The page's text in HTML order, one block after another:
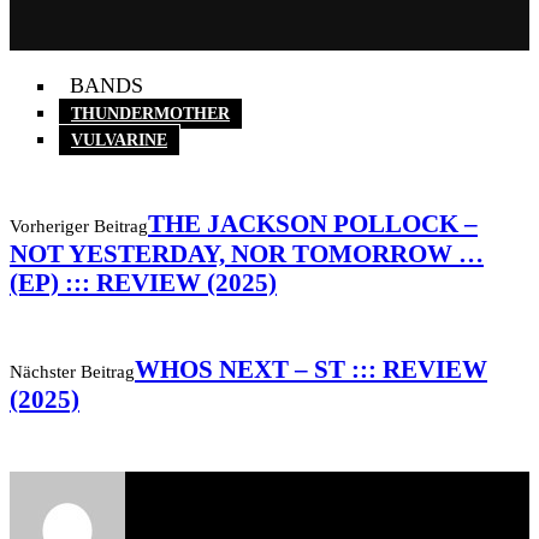
BANDS
THUNDERMOTHER
VULVARINE
Vorheriger BeitragTHE JACKSON POLLOCK –
NOT YESTERDAY, NOR TOMORROW …
(EP) ::: REVIEW (2025)
Nächster BeitragWHOS NEXT – ST ::: REVIEW
(2025)